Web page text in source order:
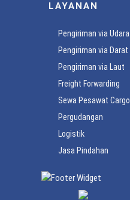
LAYANAN
Pengiriman via Udara
Pengiriman via Darat
Pengiriman via Laut
Freight Forwarding
Sewa Pesawat Cargo
Pergudangan
Logistik
Jasa Pindahan